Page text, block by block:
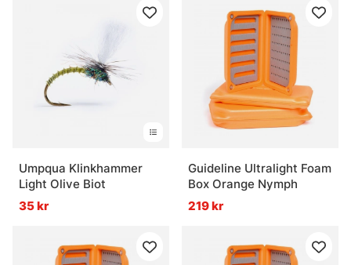
Vad är ett flugfiskeset?
Vad är flugbindningsmaterial?
Vad är vadarbyxor och varför används de?
Umpqua Klinkhammer
Light Olive Biot
35 kr
Guideline Ultralight Foam
Box Orange Nymph
219 kr